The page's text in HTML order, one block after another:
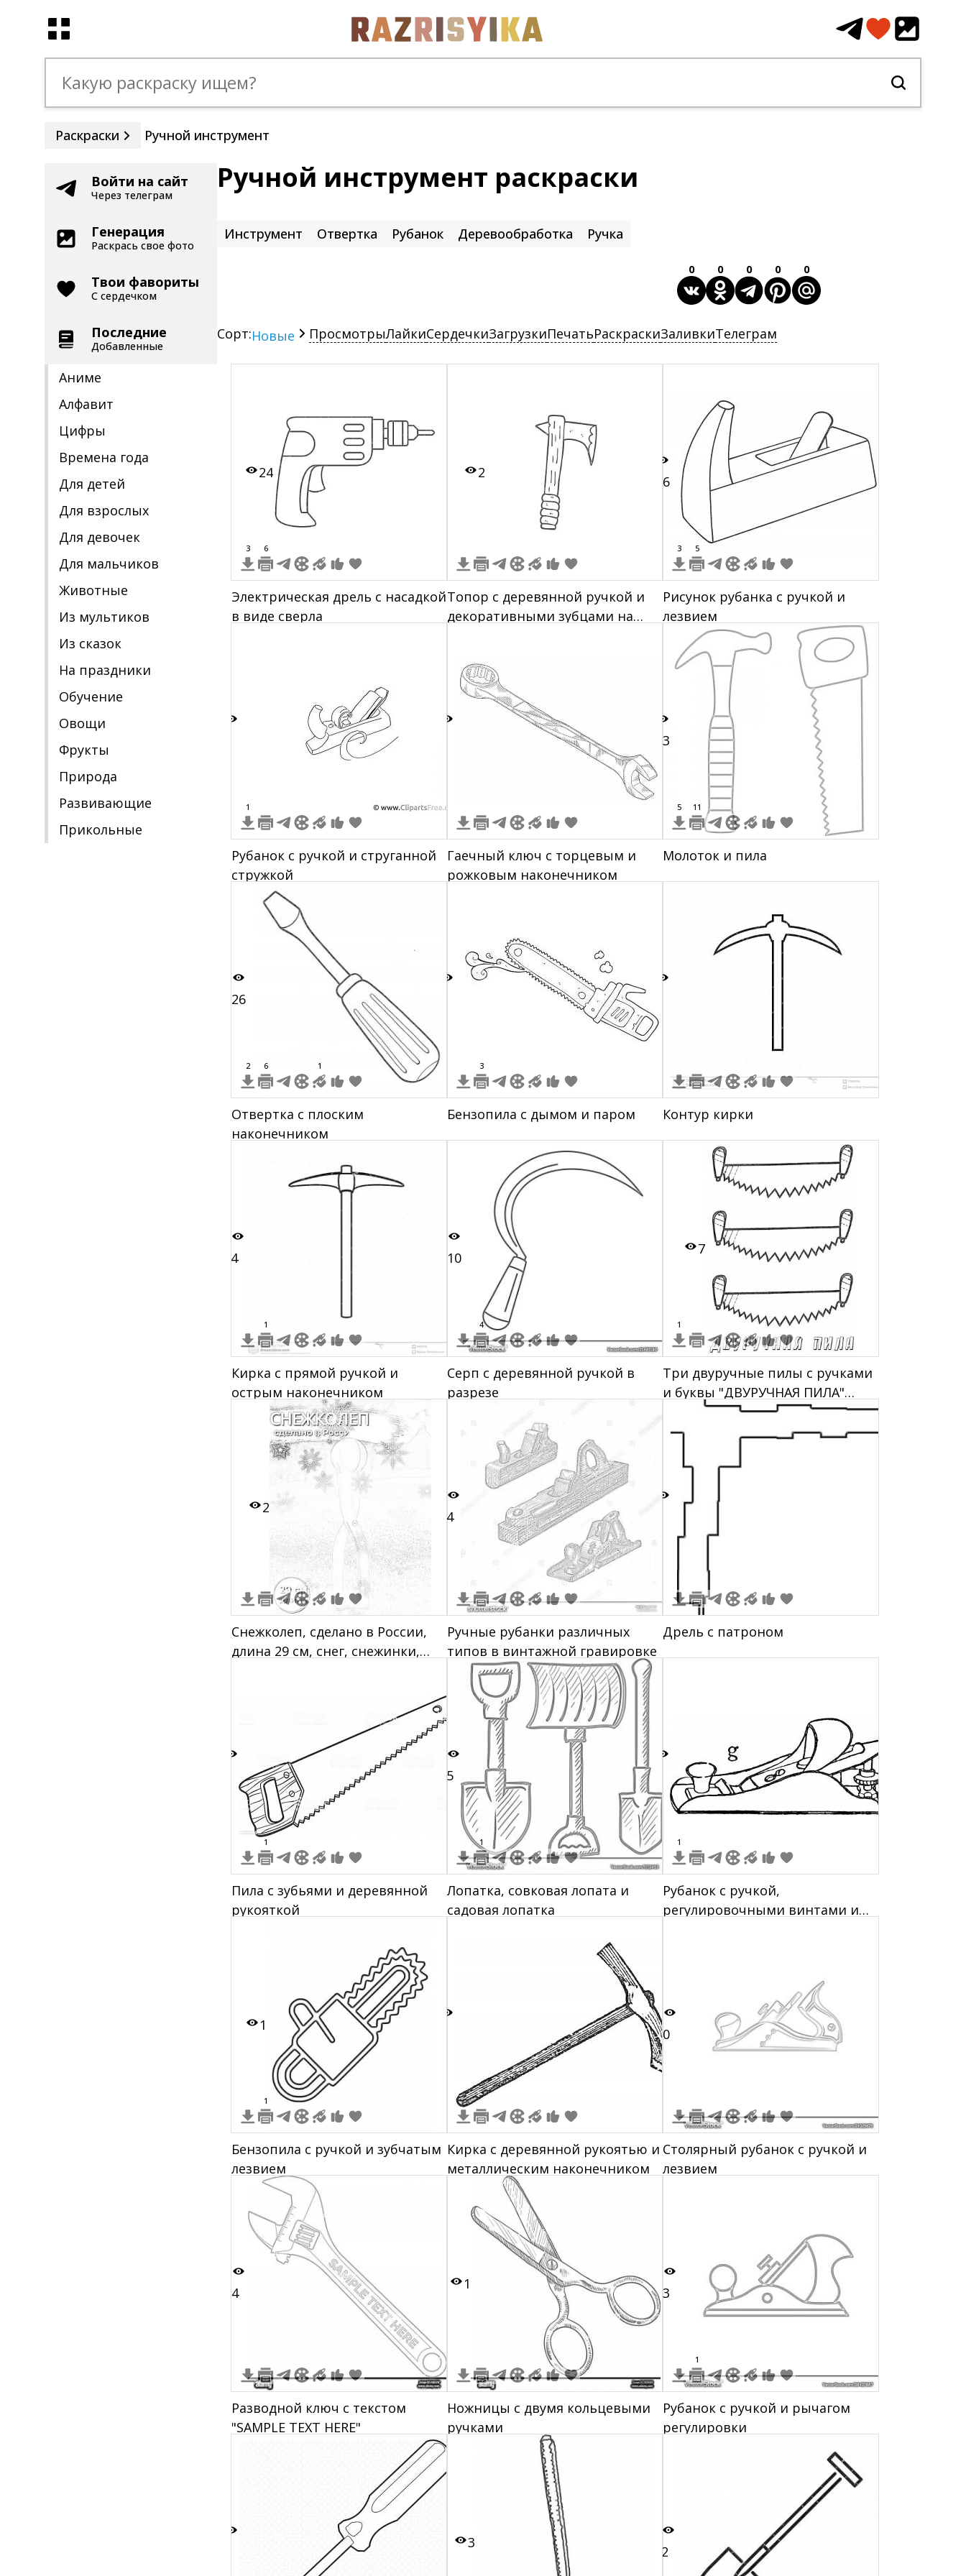
Раскраски Ручной инструмент
Войти на сайт
Через телеграм
Генерация
Раскрась свое фото
Твои фавориты
С сердечком
Последние
Добавленные
Аниме
Алфавит
Цифры
Времена года
Для детей
Для взрослых
Для девочек
Для мальчиков
Животные
Из мультиков
Из сказок
На праздники
Обучение
Овощи
Фрукты
Природа
Развивающие
Прикольные
Ручной инструмент раскраски
Инструмент Отвертка Рубанок Деревообработка Ручка
0 0 0 0 0
Сорт:Новые ПросмотрыЛайкиСердечкиЗагрузкиПечатьРаскраскиЗаливкиТелеграм
24
3 6
Электрическая дрель с насадкой
в виде сверла
2
Топор с деревянной ручкой и
декоративными зубцами на
16
3 5
Рисунок рубанка с ручкой и
лезвием
1
Рубанок с ручкой и струганной
стружкой
Гаечный ключ с торцевым и
рожковым наконечником
23
5 11
Молоток и пила
26
2 6 1
Отвертка с плоским
наконечником
3
Бензопила с дымом и паром Контур кирки
4
1
Кирка с прямой ручкой и
острым наконечником
10
4
Серп с деревянной ручкой в
разрезе
7
1
Три двуручные пилы с ручками
и буквы "ДВУРУЧНАЯ ПИЛА"
2
Снежколеп, сделано в России,
длина 29 см, снег, снежинки,
4
Ручные рубанки различных
типов в винтажной гравировке
Дрель с патроном
1
Пила с зубьями и деревянной
рукояткой
5
1
Лопатка, совковая лопата и
садовая лопатка
1
Рубанок с ручкой,
регулировочными винтами и
1
1
Бензопила с ручкой и зубчатым
лезвием
Кирка с деревянной рукоятью и
металлическим наконечником
0
Столярный рубанок с ручкой и
лезвием
4
Разводной ключ с текстом
"SAMPLE TEXT HERE"
1
Ножницы с двумя кольцевыми
ручками
3
1
Рубанок с ручкой и рычагом
регулировки
3
2